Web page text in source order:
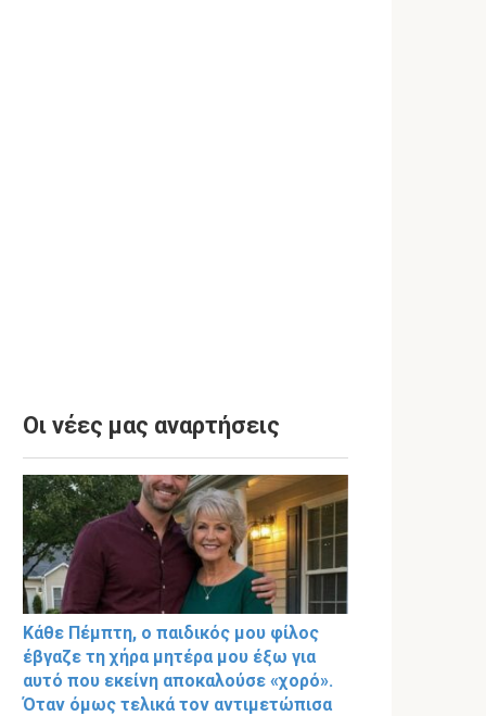
Οι νέες μας αναρτήσεις
Κάθε Πέμπτη, ο παιδικός μου φίλος
έβγαζε τη χήρα μητέρα μου έξω για
αυτό που εκείνη αποκαλούσε «χορό».
Όταν όμως τελικά τον αντιμετώπισα